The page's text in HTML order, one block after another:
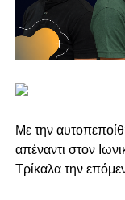
Με την
απέναντι στον
Τρίκαλα την